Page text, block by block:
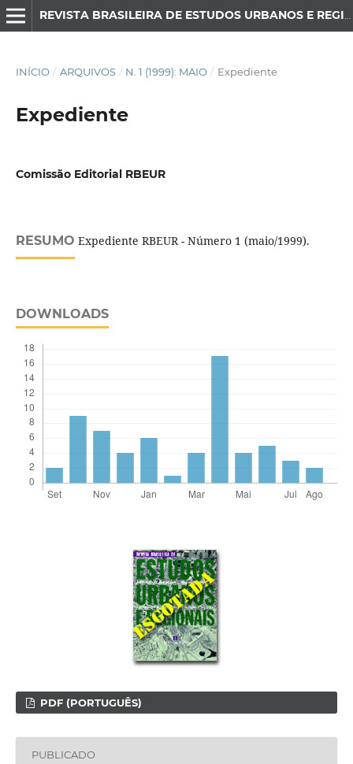
INÍCIO / ARQUIVOS / N. 1 (1999): MAIO / Expediente
Expediente
Comissão Editorial RBEUR
RESUMO Expediente RBEUR - Número 1 (maio/1999).
DOWNLOADS
PDF (PORTUGUÊS)
PUBLICADO